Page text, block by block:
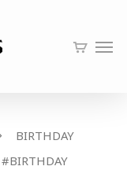
BIRTHDAY
#BIRTHDAY